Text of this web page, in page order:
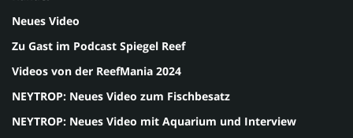
Neues Video
Zu Gast im Podcast Spiegel Reef
Videos von der ReefMania 2024
NEYTROP: Neues Video zum Fischbesatz
NEYTROP: Neues Video mit Aquarium und Interview